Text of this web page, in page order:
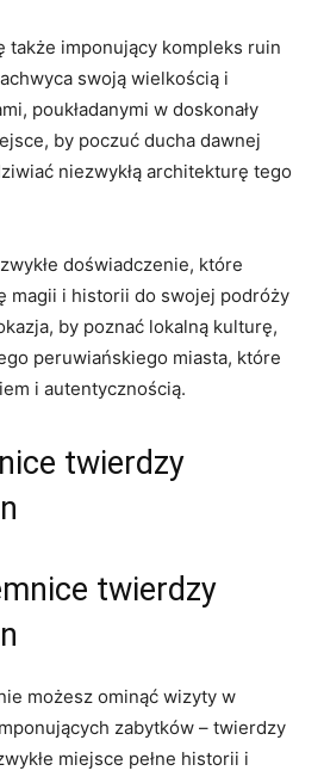
także imponujący ⁤kompleks ruin
swoją wielkością i
poukładanymi w doskonały
⁤by poczuć ducha dawnej
niezwykłą⁢ architekturę tego
doświadczenie, które
magii i historii do swojej podróży
by ‌poznać lokalną kulturę,
peruwiańskiego⁢ miasta,⁢ które
​i autentycznością.
twierdzy
twierdzy​
możesz ominąć wizyty w
zabytków – ‍twierdzy
⁢miejsce pełne historii i